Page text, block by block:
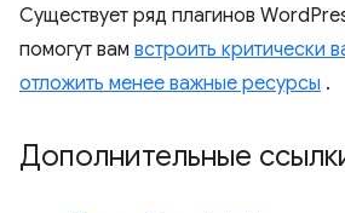
Существует ряд плагинов
помогут вам встроить критически
отложить менее важные ресурсы .
Дополнительные